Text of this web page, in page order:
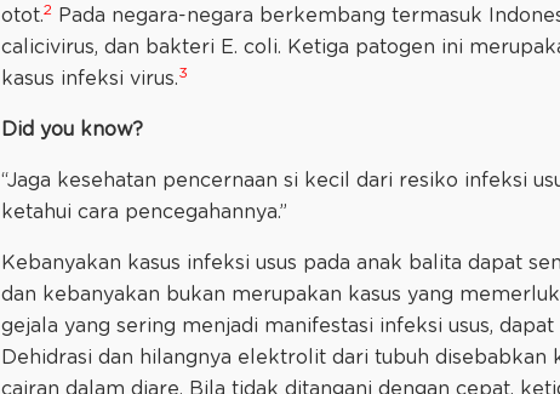
otot.2
Pada negara-negara berkembang termasuk
calicivirus, dan bakteri E. coli. Ketiga patogen ini
kasus infeksi virus.3
Did you know?
“Jaga kesehatan pencernaan si kecil dari resiko infeksi
ketahui cara pencegahannya.”
Kebanyakan kasus infeksi usus pada anak balita dapat
dan kebanyakan bukan merupakan kasus yang
gejala yang sering menjadi manifestasi infeksi usus,
Dehidrasi dan hilangnya elektrolit dari tubuh
cairan dalam diare. Bila tidak ditangani dengan cepat,